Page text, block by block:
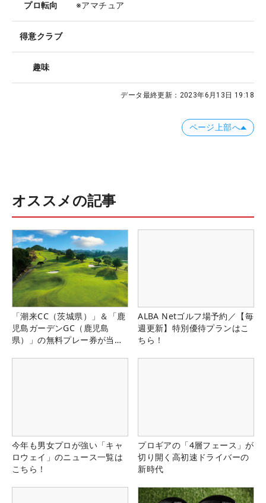
プロ転向 ※アマチュア
得意クラブ
趣味
データ最終更新： 2023年6月13日 19:18
ページ上部へ
オススメの記事
「潮来CC（茨城県）」＆「鹿
児島ガーデンGC（鹿児島
県）」の無料プレー券が当た
ALBA Netゴルフ場予約／【毎
週更新】特別優待プランはこ
ちら！
今年も男女プロが強い「キャ
ロウェイ」のニュース一覧は
こちら！
プロギアの「4層フェース」が
切り開く高初速ドライバーの
新時代